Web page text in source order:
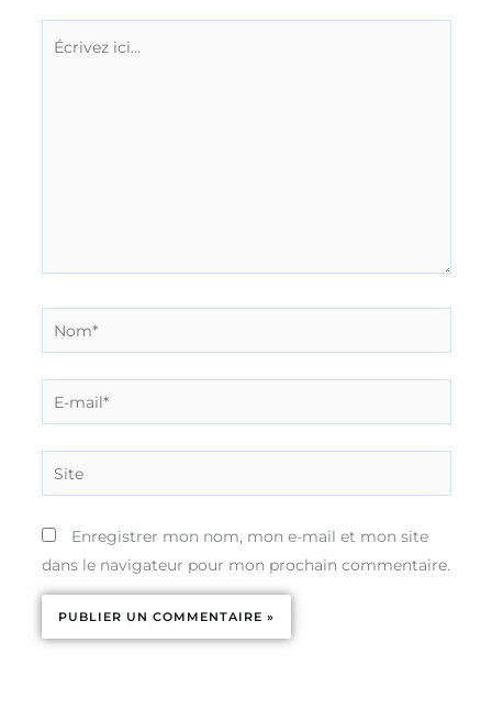
Nom*
E-
mail*
Site
Enregistrer mon nom, mon e-mail et mon site
dans le navigateur pour mon prochain commentaire.